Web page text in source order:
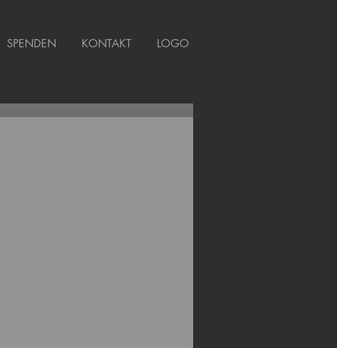
SPENDEN KONTAKT LOGO